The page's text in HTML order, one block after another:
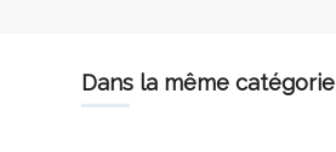
dans la même catégorie